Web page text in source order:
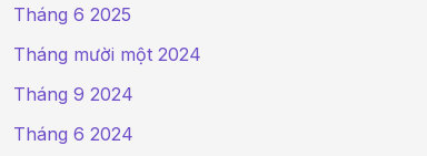
Tháng 6 2025
Tháng mười một 2024
Tháng 9 2024
Tháng 6 2024